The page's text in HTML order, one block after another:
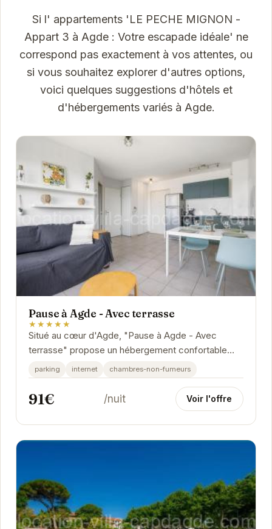
Si l' appartements 'LE PECHE MIGNON -
Appart 3 à Agde : Votre escapade idéale' ne
correspond pas exactement à vos attentes, ou
si vous souhaitez explorer d'autres options,
voici quelques suggestions d'hôtels et
d'hébergements variés à Agde.
Pause à Agde - Avec terrasse
★★★★★
Situé au cœur d'Agde, "Pause à Agde - Avec
terrasse" propose un hébergement confortable
avec une terrasse privative. Idéal pour les couples
et...
parking internet chambres-non-fumeurs
91€ /nuit Voir l'offre